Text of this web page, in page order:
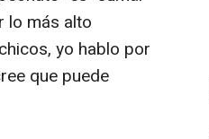
lo más alto
yo hablo por
que puede